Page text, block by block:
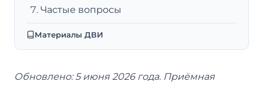
Частые вопросы
Материалы ДВИ
Обновлено: 5 июня 2026 года. Приёмная